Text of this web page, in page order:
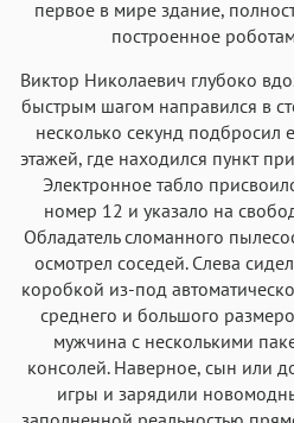
первое в мире здание,
построенное
Виктор Николаевич глубоко
быстрым шагом направился в
несколько секунд подбросил
этажей, где находился пункт
Электронное табло
номер 12 и указало на
Обладатель сломанного
осмотрел соседей. Слева
коробкой из-под
среднего и большого
мужчина с несколькими
консолей. Наверное, сын или
игры и зарядили